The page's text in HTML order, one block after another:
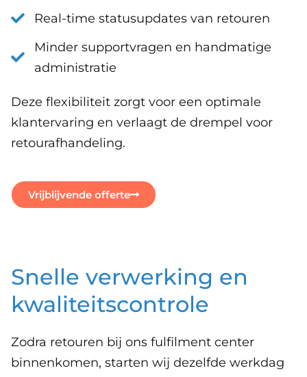
Real-time statusupdates van retouren
Minder supportvragen en handmatige
administratie
Deze flexibiliteit zorgt voor een optimale
klantervaring en verlaagt de drempel voor
retourafhandeling.
Vrijblijvende offerte
Snelle verwerking en
kwaliteitscontrole
Zodra retouren bij ons fulfilment center
binnenkomen, starten wij dezelfde werkdag